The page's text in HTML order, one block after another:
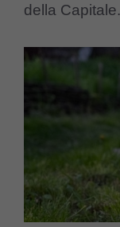
della Capitale.